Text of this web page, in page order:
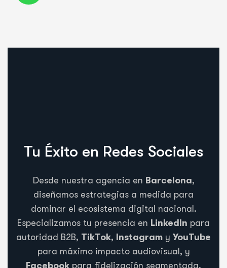
Tu Éxito en Redes Sociales
Desde nuestra agencia en Barcelona,
diseñamos estrategias a medida para
dominar el ecosistema digital nacional.
Especializamos tu presencia en LinkedIn para
autoridad B2B, TikTok, Instagram y YouTube
para máximo impacto audiovisual, y
Facebook para fidelización segmentada,